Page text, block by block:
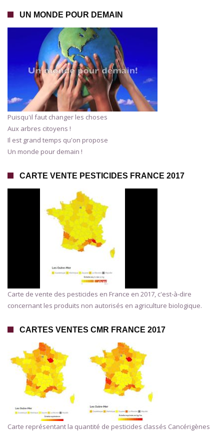
UN MONDE POUR DEMAIN
Puisqu'il faut changer les choses
Aux arbres citoyens !
Il est grand temps qu'on propose
Un monde pour demain !
CARTE VENTE PESTICIDES FRANCE 2017
Carte de vente des pesticides en France en 2017, c'est-à-dire
concernant les produits non autorisés en agriculture biologique.
CARTES VENTES CMR FRANCE 2017
Carte représentant la quantité de pesticides classés Cancérigènes